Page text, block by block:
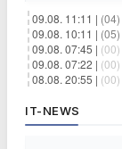
09.08. 11:11 | (04)
09.08. 10:11 | (05)
09.08. 07:45 | (00)
09.08. 07:22 | (00)
08.08. 20:55 | (00)
IT-NEWS